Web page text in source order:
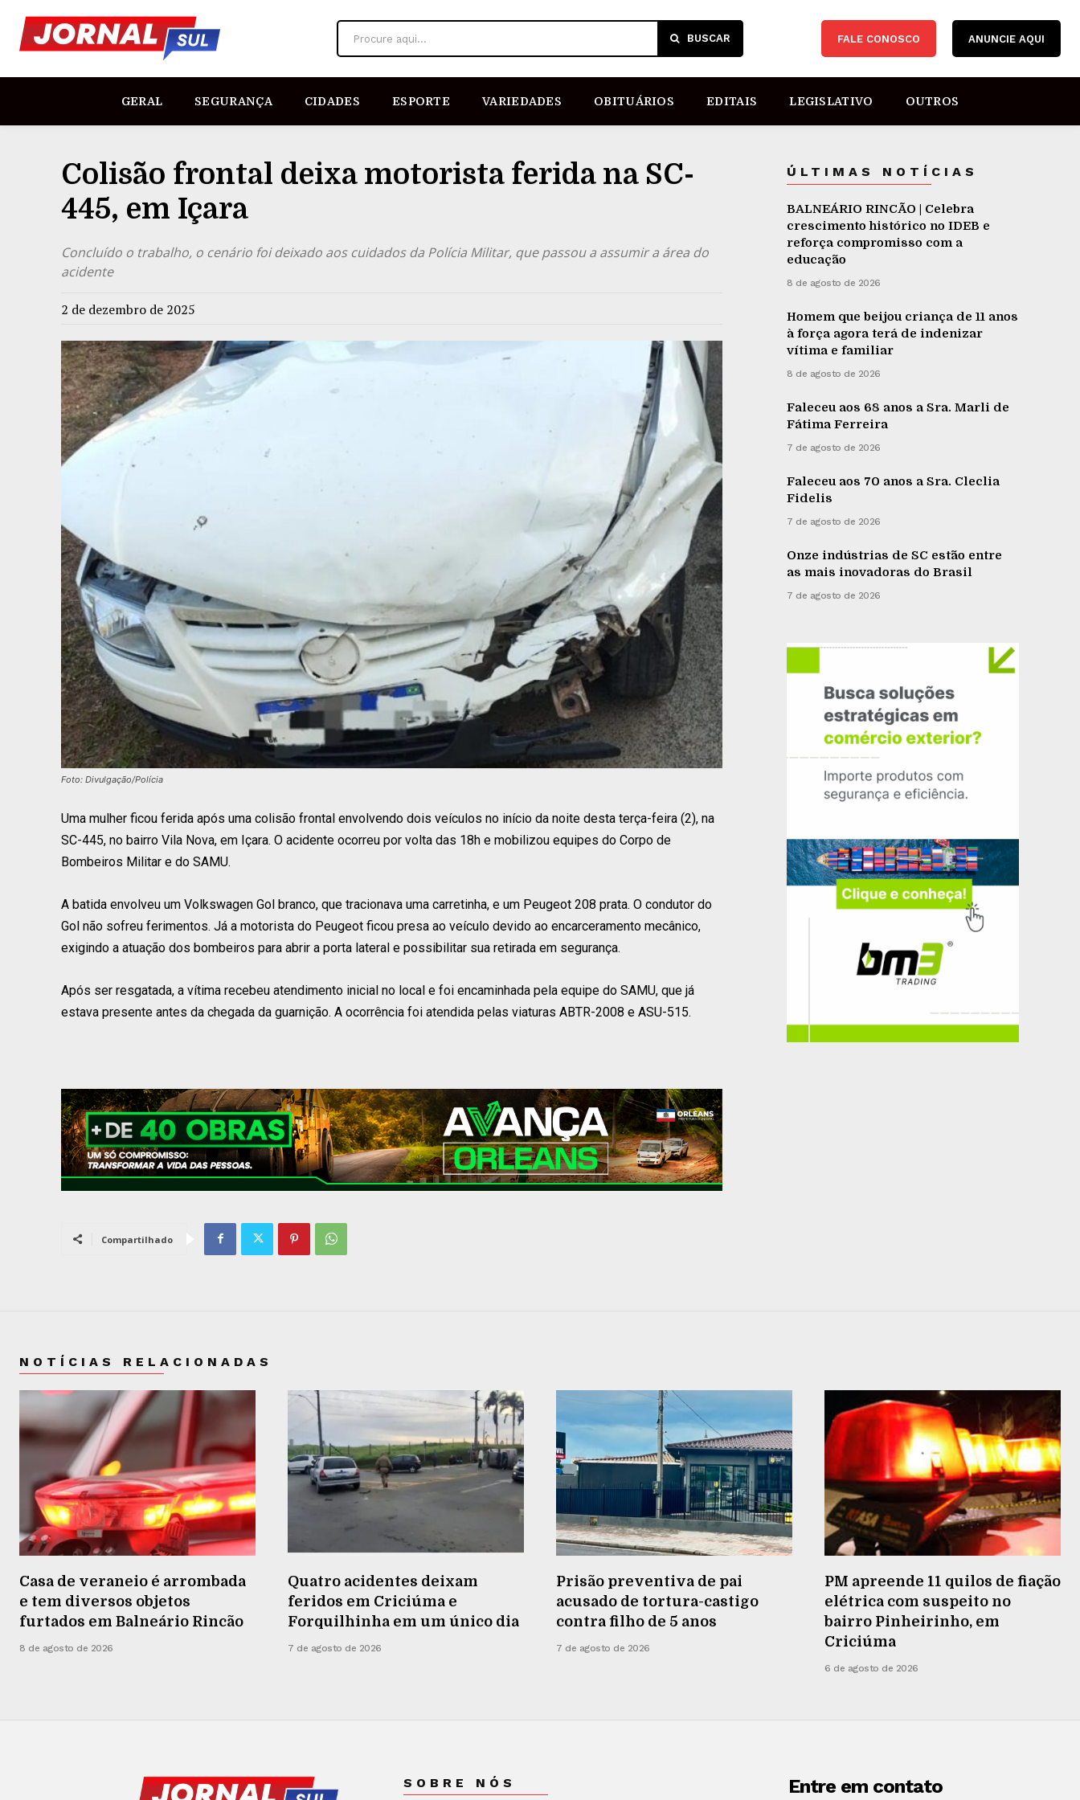
Procure aqui... BUSCAR FALE CONOSCO ANUNCIE AQUI
GERAL SEGURANÇA CIDADES ESPORTE VARIEDADES OBITUÁRIOS EDITAIS LEGISLATIVO OUTROS
Colisão frontal deixa motorista ferida na SC-
445, em Içara
Concluído o trabalho, o cenário foi deixado aos cuidados da Polícia Militar, que passou a assumir a área do
acidente
2 de dezembro de 2025
Foto: Divulgação/Polícia
Uma mulher ficou ferida após uma colisão frontal envolvendo dois veículos no início da noite desta terça-feira (2), na
SC-445, no bairro Vila Nova, em Içara. O acidente ocorreu por volta das 18h e mobilizou equipes do Corpo de
Bombeiros Militar e do SAMU.
A batida envolveu um Volkswagen Gol branco, que tracionava uma carretinha, e um Peugeot 208 prata. O condutor do
Gol não sofreu ferimentos. Já a motorista do Peugeot ficou presa ao veículo devido ao encarceramento mecânico,
exigindo a atuação dos bombeiros para abrir a porta lateral e possibilitar sua retirada em segurança.
Após ser resgatada, a vítima recebeu atendimento inicial no local e foi encaminhada pela equipe do SAMU, que já
estava presente antes da chegada da guarnição. A ocorrência foi atendida pelas viaturas ABTR-2008 e ASU-515.
Compartilhado
ÚLTIMAS NOTÍCIAS
BALNEÁRIO RINCÃO | Celebra
crescimento histórico no IDEB e
reforça compromisso com a
educação
8 de agosto de 2026
Homem que beijou criança de 11 anos
à força agora terá de indenizar
vítima e familiar
8 de agosto de 2026
Faleceu aos 68 anos a Sra. Marli de
Fátima Ferreira
7 de agosto de 2026
Faleceu aos 70 anos a Sra. Cleclia
Fidelis
7 de agosto de 2026
Onze indústrias de SC estão entre
as mais inovadoras do Brasil
7 de agosto de 2026
NOTÍCIAS RELACIONADAS
Casa de veraneio é arrombada
e tem diversos objetos
furtados em Balneário Rincão
8 de agosto de 2026
Quatro acidentes deixam
feridos em Criciúma e
Forquilhinha em um único dia
7 de agosto de 2026
Prisão preventiva de pai
acusado de tortura-castigo
contra filho de 5 anos
7 de agosto de 2026
PM apreende 11 quilos de fiação
elétrica com suspeito no
bairro Pinheirinho, em
Criciúma
6 de agosto de 2026
SOBRE NÓS Entre em contato